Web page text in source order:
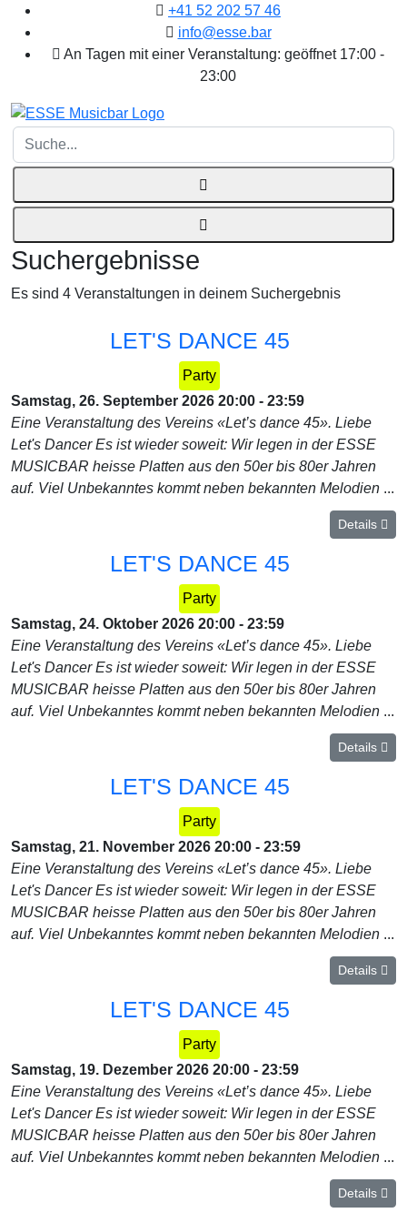
+41 52 202 57 46
info@esse.bar
An Tagen mit einer Veranstaltung: geöffnet 17:00 -
23:00
Suche...
Suchergebnisse
Es sind 4 Veranstaltungen in deinem Suchergebnis
LET'S DANCE 45
Party
Samstag, 26. September 2026 20:00 - 23:59
Eine Veranstaltung des Vereins «Let’s dance 45». Liebe
Let's Dancer Es ist wieder soweit: Wir legen in der ESSE
MUSICBAR heisse Platten aus den 50er bis 80er Jahren
auf. Viel Unbekanntes kommt neben bekannten Melodien ...
Details
LET'S DANCE 45
Party
Samstag, 24. Oktober 2026 20:00 - 23:59
Eine Veranstaltung des Vereins «Let’s dance 45». Liebe
Let's Dancer Es ist wieder soweit: Wir legen in der ESSE
MUSICBAR heisse Platten aus den 50er bis 80er Jahren
auf. Viel Unbekanntes kommt neben bekannten Melodien ...
Details
LET'S DANCE 45
Party
Samstag, 21. November 2026 20:00 - 23:59
Eine Veranstaltung des Vereins «Let’s dance 45». Liebe
Let's Dancer Es ist wieder soweit: Wir legen in der ESSE
MUSICBAR heisse Platten aus den 50er bis 80er Jahren
auf. Viel Unbekanntes kommt neben bekannten Melodien ...
Details
LET'S DANCE 45
Party
Samstag, 19. Dezember 2026 20:00 - 23:59
Eine Veranstaltung des Vereins «Let’s dance 45». Liebe
Let's Dancer Es ist wieder soweit: Wir legen in der ESSE
MUSICBAR heisse Platten aus den 50er bis 80er Jahren
auf. Viel Unbekanntes kommt neben bekannten Melodien ...
Details